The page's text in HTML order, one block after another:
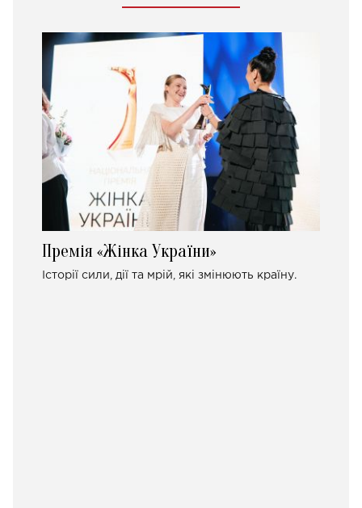
Премія «Жінка України»
Історії сили, дії та мрій, які змінюють країну.